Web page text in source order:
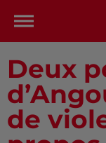
Deux
de